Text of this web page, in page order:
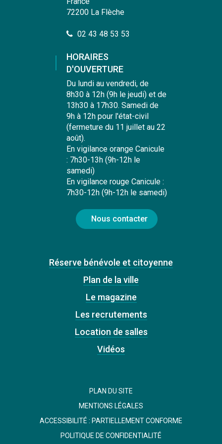
72200 La Flèche
02 43 48 53 53
HORAIRES
D'OUVERTURE
Du lundi au vendredi, de
8h30 à 12h (9h le jeudi) et de
13h30 à 17h30. Samedi de
9h à 12h pour l'état-civil
(fermeture du 11 juillet au 22
août).
En vigilance orange Canicule
: 7h30-13h (9h-12h le
samedi)
En vigilance rouge Canicule :
7h30-12h (9h-12h le samedi)
Nous contacter
Réserve bénévole et citoyenne
Plan de la ville
Le magazine
Les recrutements
Location de salles
Vidéos
PLAN DU SITE
MENTIONS LÉGALES
ACCESSIBILITÉ : PARTIELLEMENT CONFORME
POLITIQUE DE CONFIDENTIALITÉ